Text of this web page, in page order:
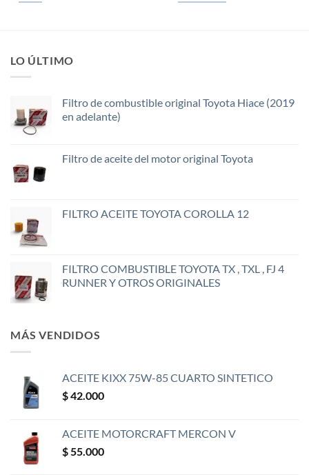
LO ÚLTIMO
Filtro de combustible original Toyota Hiace (2019
en adelante)
Filtro de aceite del motor original Toyota
FILTRO ACEITE TOYOTA COROLLA 12
FILTRO COMBUSTIBLE TOYOTA TX , TXL , FJ 4
RUNNER Y OTROS ORIGINALES
MÁS VENDIDOS
ACEITE KIXX 75W-85 CUARTO SINTETICO
$42.000
ACEITE MOTORCRAFT MERCON V
$ 55.000